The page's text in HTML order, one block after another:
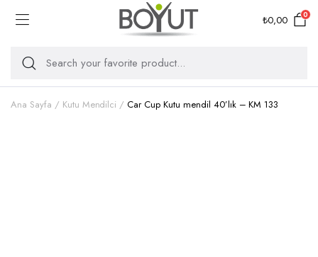
₺0,00 0
Ana Sayfa Kutu Mendilci Car Cup Kutu mendil 40’lık – KM 133